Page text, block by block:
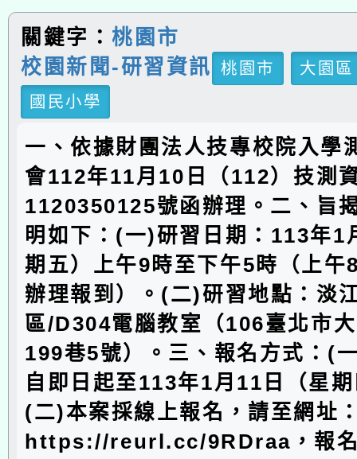
關鍵字：桃園市
校園新聞-研習資訊
桃園市
大園區
國民小學
一、依據財團法人技專校院入學
會112年11月10日（112）技測
1120350125號函辦理。二、旨
明如下：(一)研習日期：113年1
期五）上午9時至下午5時（上午
辦理報到）。(二)研習地點：淡
區/D304電腦教室（106臺北市
199巷5號）。三、報名方式：(
自即日起至113年1月11日（星
(二)本案採線上報名，請至網址
https://reurl.cc/9RDraa，報